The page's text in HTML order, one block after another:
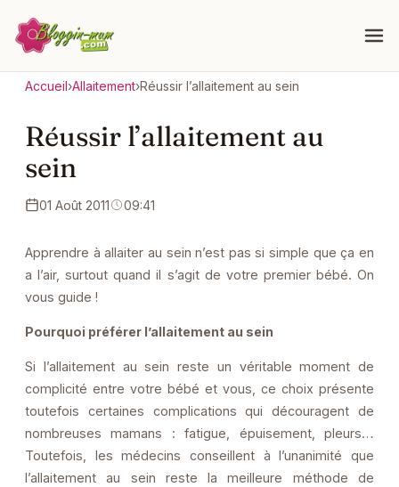
Accueil›Allaitement›Réussir l’allaitement au sein
Réussir l’allaitement au
sein
01 Août 2011 09:41
Apprendre à allaiter au sein n’est pas si simple que ça en
a l’air, surtout quand il s’agit de votre premier bébé. On
vous guide !
Pourquoi préférer l’allaitement au sein
Si l’allaitement au sein reste un véritable moment de
complicité entre votre bébé et vous, ce choix présente
toutefois certaines complications qui découragent de
nombreuses mamans : fatigue, épuisement, pleurs…
Toutefois, les médecins conseillent à l’unanimité que
l’allaitement au sein reste la meilleure méthode de